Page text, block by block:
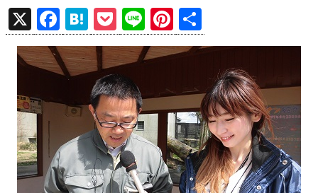
X
F
a
ce
b
o
o
k
H
at
e
n
a
P
o
ck
et
Li
n
e
Pi
nt
es
t
有